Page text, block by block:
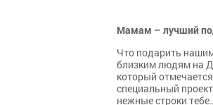
Мамам – лучший
Что подарить
близким людям на
который
специальный
нежные строки